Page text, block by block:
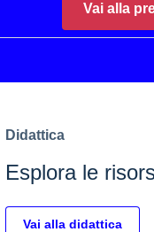
Vai alla
Didattica
Esplora le
Vai alla didattica